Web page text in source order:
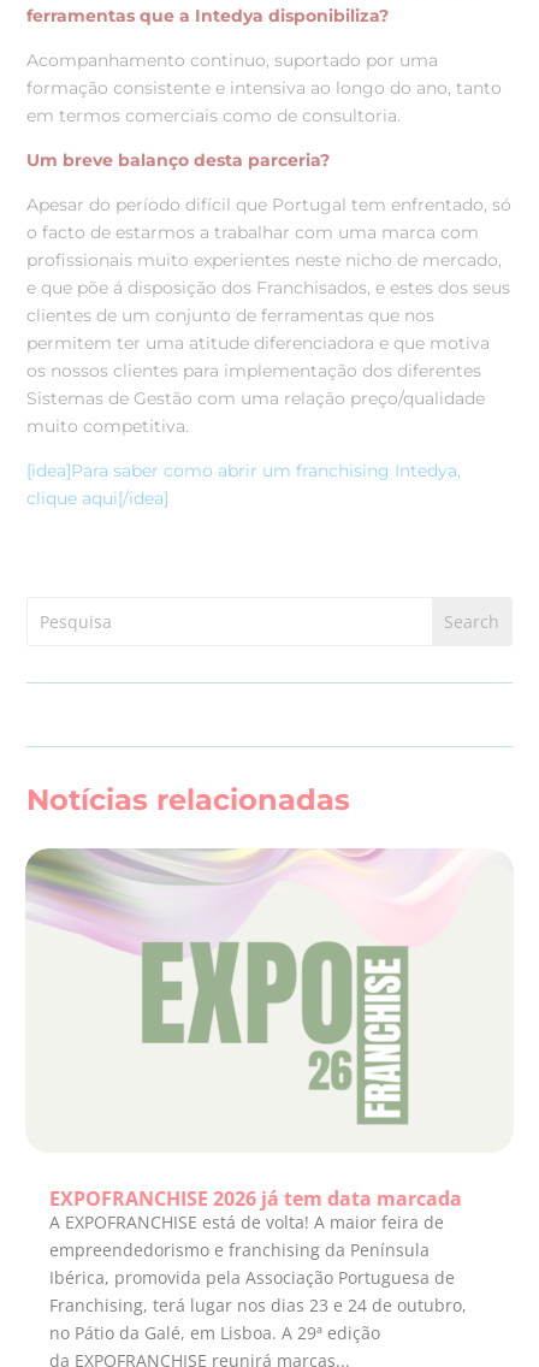
ferramentas que a Intedya disponibiliza?
Acompanhamento continuo, suportado por uma
formação consistente e intensiva ao longo do ano, tanto
em termos comerciais como de consultoria.
Um breve balanço desta parceria?
Apesar do período difícil que Portugal tem enfrentado, só
o facto de estarmos a trabalhar com uma marca com
profissionais muito experientes neste nicho de mercado,
e que põe á disposição dos Franchisados, e estes dos seus
clientes de um conjunto de ferramentas que nos
permitem ter uma atitude diferenciadora e que motiva
os nossos clientes para implementação dos diferentes
Sistemas de Gestão com uma relação preço/qualidade
muito competitiva.
[idea]Para saber como abrir um franchising Intedya,
clique aqui[/idea]
Notícias relacionadas
EXPOFRANCHISE 2026 já tem data marcada
A EXPOFRANCHISE está de volta! A maior feira de
empreendedorismo e franchising da Península
Ibérica, promovida pela Associação Portuguesa de
Franchising, terá lugar nos dias 23 e 24 de outubro,
no Pátio da Galé, em Lisboa. A 29ª edição
da EXPOFRANCHISE reunirá marcas...